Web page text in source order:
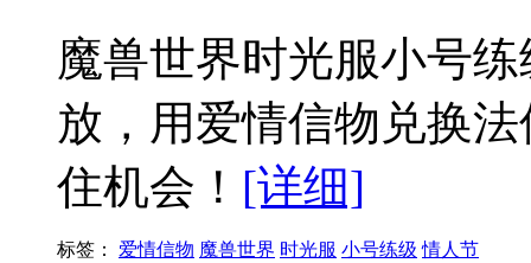
魔兽世界时光服小号
放，用爱情信物兑换
住机会！ [详细]
标签： 爱情信物 魔兽世界 时光服 小号练级 情人节